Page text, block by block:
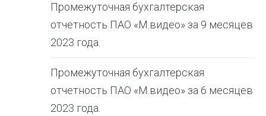
Промежуточная бухгалтерская
отчетность ПАО «М.видео» за 9 месяцев
2023 года.
Промежуточная бухгалтерская
отчетность ПАО «М.видео» за 6 месяцев
2023 года.